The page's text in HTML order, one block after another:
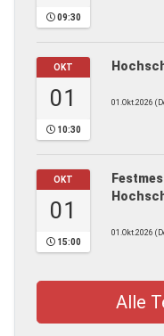
09:30
OKT
01
10:30
01.Okt.2026
OKT
01
15:00
01.Okt.2026
Alle